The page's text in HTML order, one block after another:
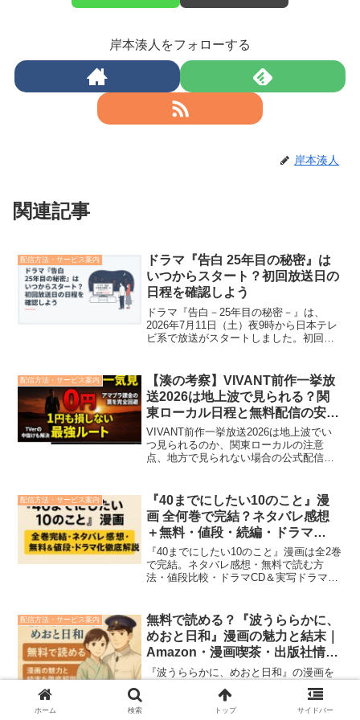
岸本湊人をフォローする
岸本湊人
関連記事
配信方法・サービス案内
ドラマ『告白 25年目の秘密』は
いつからスタート？初回放送日の
日程を確認しよう
ドラマ『告白－25年目の秘密－』は、
2026年7月11日（土）夜9時から日本テレ
ビ系で放送がスタートしました。初回放
物語を追いかけられます。『告白－25年
目の秘密－』...
配信方法・サービス案内
【湊の考察】VIVANT前作一挙放
送2026は地上波で見られる？関
東ローカル日程と無料配信の安全
な見方
VIVANT前作一挙放送2026は地上波でい
つ見られるのか、関東ローカルの注意
点、地方で見られない場合の公式配信ル
トも湊目線で解説します。
配信方法・サービス案内
『40までにしたい10のこと』漫
画 全何巻で完結？ネタバレ感想
＋無料・値段・続編・ドラマ
CD・シーモア徹底解説
『40までにしたい10のこと』漫画は全2巻
で完結。ネタバレ感想・無料で読む方
法・値段比較・ドラマCD＆実写ドラマ化
配信方法・サービス案内
無料で読める？『波うららかに、
めおと日和』漫画の魅力と結末｜
Amazon・漫画喫茶・出版社情報
も徹底網羅
『波うららかに、めおと日和』の漫画を
画喫茶での閲覧、出版社情報などを詳し
く解説。昭和初期の新婚夫婦の物語を堪
ホーム 検索 トップ サイドバー